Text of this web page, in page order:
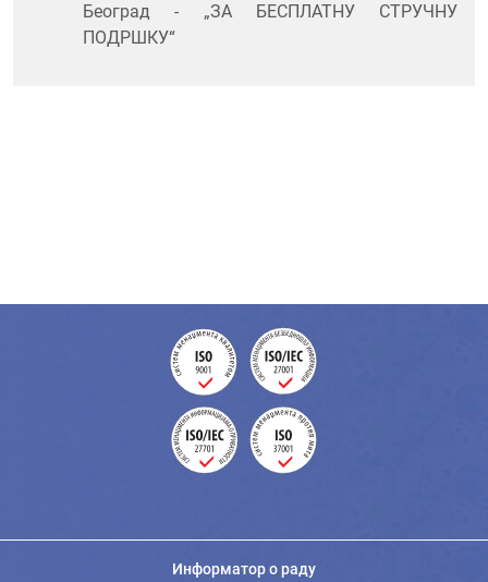
Београд - „ЗА БЕСПЛАТНУ СТРУЧНУ
ПОДРШКУ“
Информатор о раду